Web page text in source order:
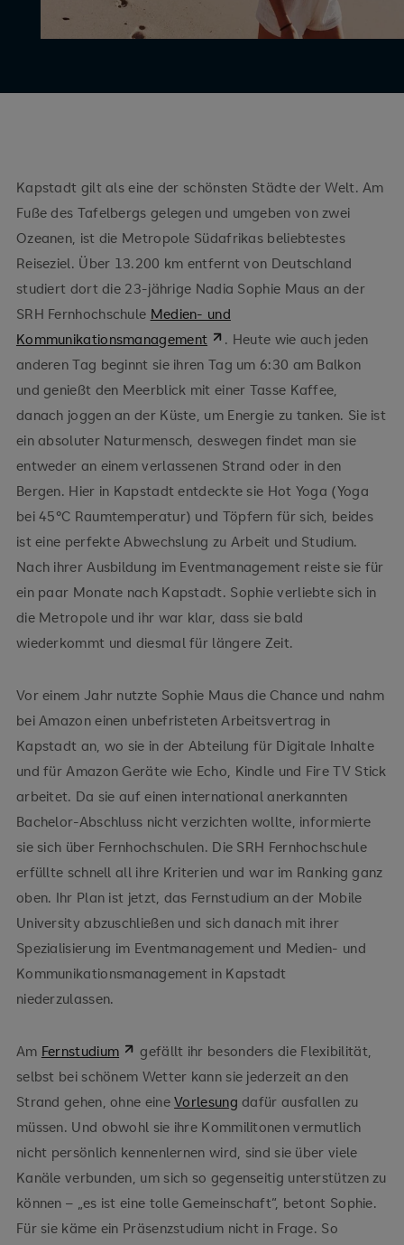
Kapstadt gilt als eine der schönsten Städte der Welt. Am
Fuße des Tafelbergs gelegen und umgeben von zwei
Ozeanen, ist die Metropole Südafrikas beliebtestes
Reiseziel. Über 13.200 km entfernt von Deutschland
studiert dort die 23-jährige Nadia Sophie Maus an der
SRH Fernhochschule Medien- und
Kommunikationsmanagement
. Heute wie auch jeden
anderen Tag beginnt sie ihren Tag um 6:30 am Balkon
und genießt den Meerblick mit einer Tasse Kaffee,
danach joggen an der Küste, um Energie zu tanken. Sie ist
ein absoluter Naturmensch, deswegen findet man sie
entweder an einem verlassenen Strand oder in den
Bergen. Hier in Kapstadt entdeckte sie Hot Yoga (Yoga
bei 45°C Raumtemperatur) und Töpfern für sich, beides
ist eine perfekte Abwechslung zu Arbeit und Studium.
Nach ihrer Ausbildung im Eventmanagement reiste sie für
ein paar Monate nach Kapstadt. Sophie verliebte sich in
die Metropole und ihr war klar, dass sie bald
wiederkommt und diesmal für längere Zeit.
Vor einem Jahr nutzte Sophie Maus die Chance und nahm
bei Amazon einen unbefristeten Arbeitsvertrag in
Kapstadt an, wo sie in der Abteilung für Digitale Inhalte
und für Amazon Geräte wie Echo, Kindle und Fire TV Stick
arbeitet. Da sie auf einen international anerkannten
Bachelor-Abschluss nicht verzichten wollte, informierte
sie sich über Fernhochschulen. Die SRH Fernhochschule
erfüllte schnell all ihre Kriterien und war im Ranking ganz
oben. Ihr Plan ist jetzt, das Fernstudium an der Mobile
University abzuschließen und sich danach mit ihrer
Spezialisierung im Eventmanagement und Medien- und
Kommunikationsmanagement in Kapstadt
niederzulassen.
Am Fernstudium
gefällt ihr besonders die Flexibilität,
selbst bei schönem Wetter kann sie jederzeit an den
Strand gehen, ohne eineVorlesung dafür ausfallen zu
müssen. Und obwohl sie ihre Kommilitonen vermutlich
nicht persönlich kennenlernen wird, sind sie über viele
Kanäle verbunden, um sich so gegenseitig unterstützen zu
können – „es ist eine tolle Gemeinschaft“, betont Sophie.
Für sie käme ein Präsenzstudium nicht in Frage. So